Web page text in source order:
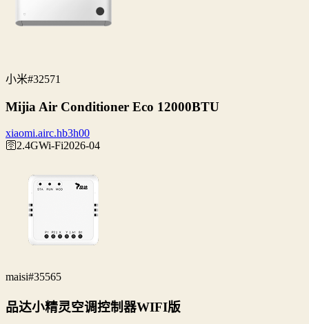
小米#32571
Mijia Air Conditioner Eco 12000BTU
xiaomi.airc.hb3h00
🛜2.4GWi‑Fi2026-04
maisi#35565
品达小精灵空调控制器WIFI版